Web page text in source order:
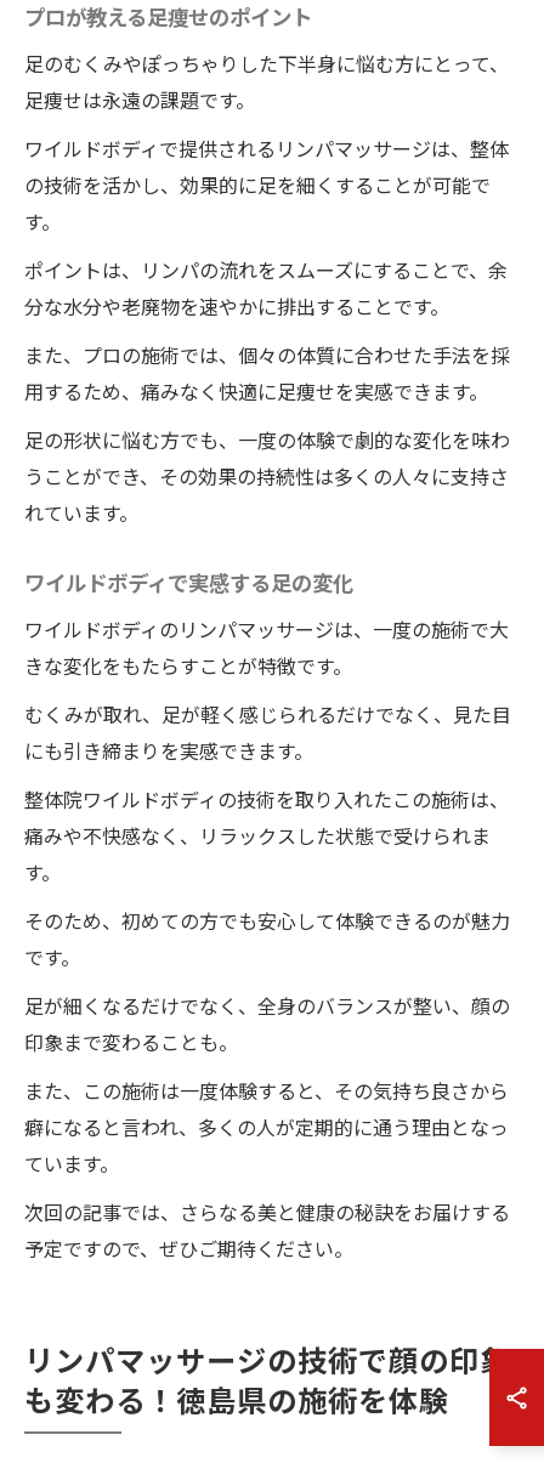
プロが教える足痩せのポイント
足のむくみやぽっちゃりした下半身に悩む方にとって、
足痩せは永遠の課題です。
ワイルドボディで提供されるリンパマッサージは、整体
の技術を活かし、効果的に足を細くすることが可能で
す。
ポイントは、リンパの流れをスムーズにすることで、余
分な水分や老廃物を速やかに排出することです。
また、プロの施術では、個々の体質に合わせた手法を採
用するため、痛みなく快適に足痩せを実感できます。
足の形状に悩む方でも、一度の体験で劇的な変化を味わ
うことができ、その効果の持続性は多くの人々に支持さ
れています。
ワイルドボディで実感する足の変化
ワイルドボディのリンパマッサージは、一度の施術で大
きな変化をもたらすことが特徴です。
むくみが取れ、足が軽く感じられるだけでなく、見た目
にも引き締まりを実感できます。
整体院ワイルドボディの技術を取り入れたこの施術は、
痛みや不快感なく、リラックスした状態で受けられま
す。
そのため、初めての方でも安心して体験できるのが魅力
です。
足が細くなるだけでなく、全身のバランスが整い、顔の
印象まで変わることも。
また、この施術は一度体験すると、その気持ち良さから
癖になると言われ、多くの人が定期的に通う理由となっ
ています。
次回の記事では、さらなる美と健康の秘訣をお届けする
予定ですので、ぜひご期待ください。
リンパマッサージの技術で顔の印象
も変わる！徳島県の施術を体験